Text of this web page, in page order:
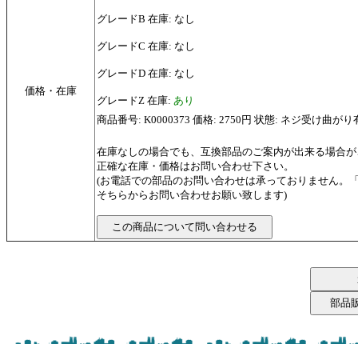
価格・在庫
グレードB 在庫: なし
グレードC 在庫: なし
グレードD 在庫: なし
グレードZ 在庫: あり
商品番号: K0000373 価格: 2750円 状態: ネジ受け曲がり
在庫なしの場合でも、互換部品のご案内が出来る場合
正確な在庫・価格はお問い合わせ下さい。
(お電話での部品のお問い合わせは承っておりません。
そちらからお問い合わせお願い致します)